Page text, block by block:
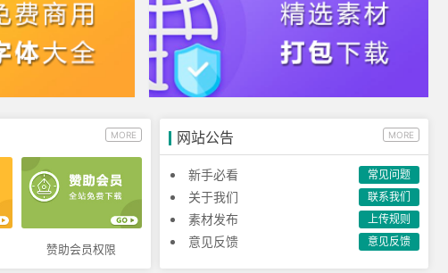
MORE
赞助会员权限
网站公告 MORE
新手必看 常见问题
关于我们 联系我们
素材发布 上传规则
意见反馈 意见反馈